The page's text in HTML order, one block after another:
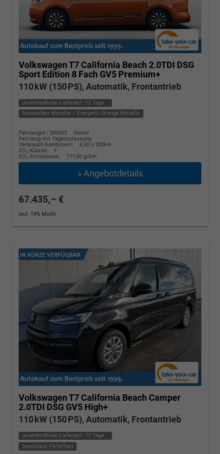
Volkswagen T7 California Beach 2.0TDI DSG
Sport Edition 8 Fach GV5 Premium+
110 kW (150 PS), Automatik, Frontantrieb
unverbindliche Lieferzeit: 12 Tage
Monosilber Metallic / Energetic Orange Metallic
Fahrzeugnr.: 500652
Diesel
Fahrzeug mit Tageszulassung
Verbrauch kombiniert:
6,50 l/100km
CO2-Klasse:
F
CO2-Emissionen: 171,00 g/km
» Angebotdetails
67.435,– €
incl. 19% MwSt.
Volkswagen T7 California Beach Camper
2.0TDI DSG GV5 High+
110 kW (150 PS), Automatik, Frontantrieb
unverbindliche Lieferzeit: 12 Tage
Deepblack Perleffekt